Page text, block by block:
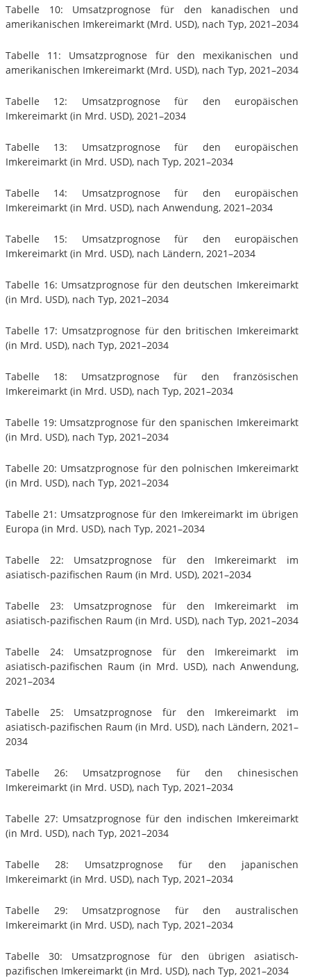
Tabelle 10: Umsatzprognose für den kanadischen und
amerikanischen Imkereimarkt (Mrd. USD), nach Typ, 2021–2034
Tabelle 11: Umsatzprognose für den mexikanischen und
amerikanischen Imkereimarkt (Mrd. USD), nach Typ, 2021–2034
Tabelle 12: Umsatzprognose für den europäischen
Imkereimarkt (in Mrd. USD), 2021–2034
Tabelle 13: Umsatzprognose für den europäischen
Imkereimarkt (in Mrd. USD), nach Typ, 2021–2034
Tabelle 14: Umsatzprognose für den europäischen
Imkereimarkt (in Mrd. USD), nach Anwendung, 2021–2034
Tabelle 15: Umsatzprognose für den europäischen
Imkereimarkt (in Mrd. USD), nach Ländern, 2021–2034
Tabelle 16: Umsatzprognose für den deutschen Imkereimarkt
(in Mrd. USD), nach Typ, 2021–2034
Tabelle 17: Umsatzprognose für den britischen Imkereimarkt
(in Mrd. USD), nach Typ, 2021–2034
Tabelle 18: Umsatzprognose für den französischen
Imkereimarkt (in Mrd. USD), nach Typ, 2021–2034
Tabelle 19: Umsatzprognose für den spanischen Imkereimarkt
(in Mrd. USD), nach Typ, 2021–2034
Tabelle 20: Umsatzprognose für den polnischen Imkereimarkt
(in Mrd. USD), nach Typ, 2021–2034
Tabelle 21: Umsatzprognose für den Imkereimarkt im übrigen
Europa (in Mrd. USD), nach Typ, 2021–2034
Tabelle 22: Umsatzprognose für den Imkereimarkt im
asiatisch-pazifischen Raum (in Mrd. USD), 2021–2034
Tabelle 23: Umsatzprognose für den Imkereimarkt im
asiatisch-pazifischen Raum (in Mrd. USD), nach Typ, 2021–2034
Tabelle 24: Umsatzprognose für den Imkereimarkt im
asiatisch-pazifischen Raum (in Mrd. USD), nach Anwendung,
2021–2034
Tabelle 25: Umsatzprognose für den Imkereimarkt im
asiatisch-pazifischen Raum (in Mrd. USD), nach Ländern, 2021–
2034
Tabelle 26: Umsatzprognose für den chinesischen
Imkereimarkt (in Mrd. USD), nach Typ, 2021–2034
Tabelle 27: Umsatzprognose für den indischen Imkereimarkt
(in Mrd. USD), nach Typ, 2021–2034
Tabelle 28: Umsatzprognose für den japanischen
Imkereimarkt (in Mrd. USD), nach Typ, 2021–2034
Tabelle 29: Umsatzprognose für den australischen
Imkereimarkt (in Mrd. USD), nach Typ, 2021–2034
Tabelle 30: Umsatzprognose für den übrigen asiatisch-
pazifischen Imkereimarkt (in Mrd. USD), nach Typ, 2021–2034